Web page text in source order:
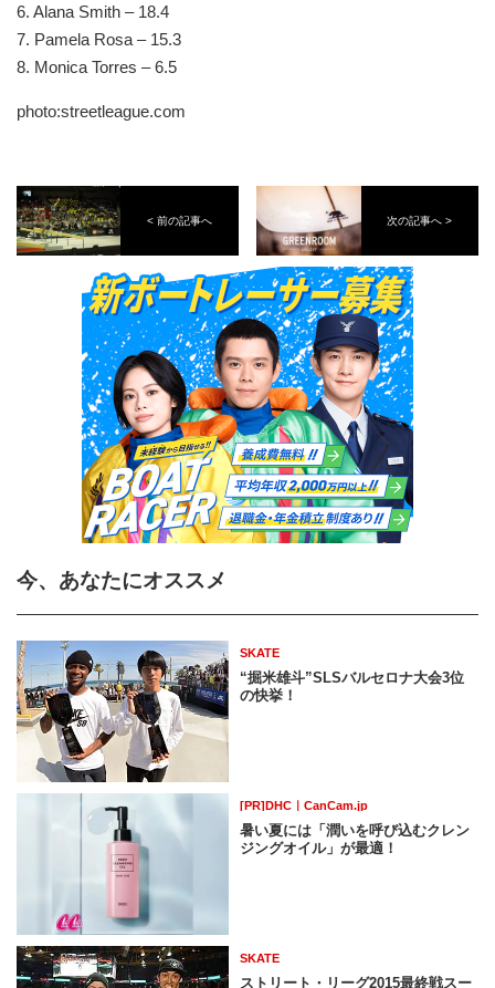
6. Alana Smith – 18.4
7. Pamela Rosa – 15.3
8. Monica Torres – 6.5
photo:streetleague.com
< 前の記事へ 次の記事へ >
今、あなたにオススメ
SKATE
“掘米雄斗”SLSバルセロナ大会3位
の快挙！
[PR]DHC｜CanCam.jp
暑い夏には「潤いを呼び込むクレン
ジングオイル」が最適！
SKATE
ストリート・リーグ2015最終戦スー